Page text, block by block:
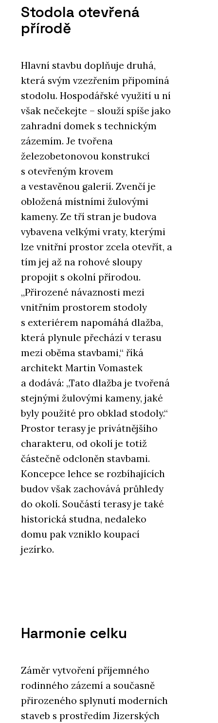
Stodola otevřená
přírodě
Hlavní stavbu doplňuje druhá,
která svým vzezřením připomíná
stodolu. Hospodářské využití u ní
však nečekejte – slouží spíše jako
zahradní domek s technickým
zázemím. Je tvořena
železobetonovou konstrukcí
s otevřeným krovem
a vestavěnou galerií. Zvenčí je
obložená místními žulovými
kameny. Ze tří stran je budova
vybavena velkými vraty, kterými
lze vnitřní prostor zcela otevřít, a
tím jej až na rohové sloupy
propojit s okolní přírodou.
„Přirozené návaznosti mezi
vnitřním prostorem stodoly
s exteriérem napomáhá dlažba,
která plynule přechází v terasu
mezi oběma stavbami,“ říká
architekt Martin Vomastek
a dodává: „Tato dlažba je tvořená
stejnými žulovými kameny, jaké
byly použité pro obklad stodoly.“
Prostor terasy je privátnějšího
charakteru, od okolí je totiž
částečně odcloněn stavbami.
Koncepce lehce se rozbíhajících
budov však zachovává průhledy
do okolí. Součástí terasy je také
historická studna, nedaleko
domu pak vzniklo koupací
jezírko.
Harmonie celku
Záměr vytvoření příjemného
rodinného zázemí a současně
přirozeného splynutí moderních
staveb s prostředím Jizerských